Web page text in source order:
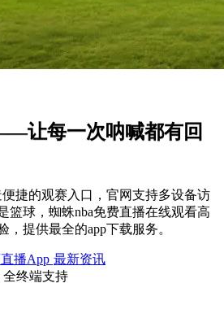
让每一次呐喊都有回
捷的观赛入口，官网支持多设备访
篮球，蜘蛛nba免费直播在线观看高
提供最全的app下载服务。
播App 最新资讯
全终端支持